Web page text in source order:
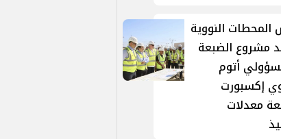
المحطات النووية
مشروع الضبعة
أتوم
إكسبورت
معدلات